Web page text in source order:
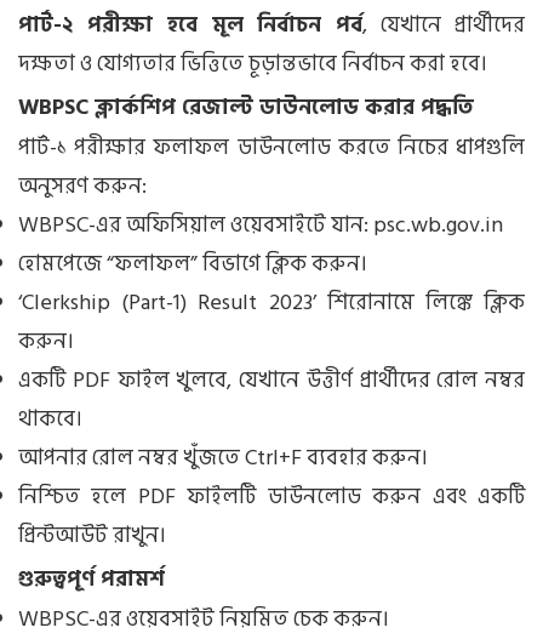
পার্ট-২ পরীক্ষা হবে মূল নির্বাচন পর্ব, যেখানে প্রার্থীদের
দক্ষতা ও যোগ্যতার ভিত্তিতে চূড়ান্তভাবে নির্বাচন করা হবে।
WBPSC ক্লার্কশিপ রেজাল্ট ডাউনলোড করার পদ্ধতি
পার্ট-১ পরীক্ষার ফলাফল ডাউনলোড করতে নিচের ধাপগুলি
অনুসরণ করুন:
WBPSC-এর অফিসিয়াল ওয়েবসাইটে যান: psc.wb.gov.in
হোমপেজে “ফলাফল” বিভাগে ক্লিক করুন।
‘Clerkship (Part-1) Result 2023’ শিরোনামে লিঙ্কে ক্লিক
করুন।
একটি PDF ফাইল খুলবে, যেখানে উত্তীর্ণ প্রার্থীদের রোল নম্বর
থাকবে।
আপনার রোল নম্বর খুঁজতে Ctrl+F ব্যবহার করুন।
নিশ্চিত হলে PDF ফাইলটি ডাউনলোড করুন এবং একটি
প্রিন্টআউট রাখুন।
গুরুত্বপূর্ণ পরামর্শ
WBPSC-এর ওয়েবসাইট নিয়মিত চেক করুন।